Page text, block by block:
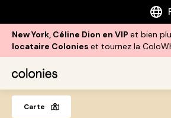
New York, Céline Dion en VIP et bien
locataire Colonies et tournez la
Carte